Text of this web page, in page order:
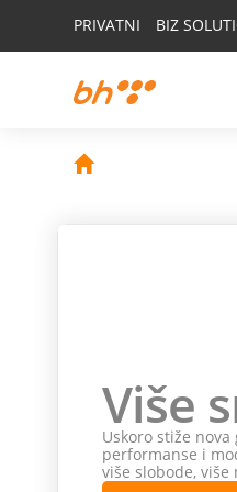
PRIVATNI BIZ
Više
Uskoro stiže
performanse i
više slobode,